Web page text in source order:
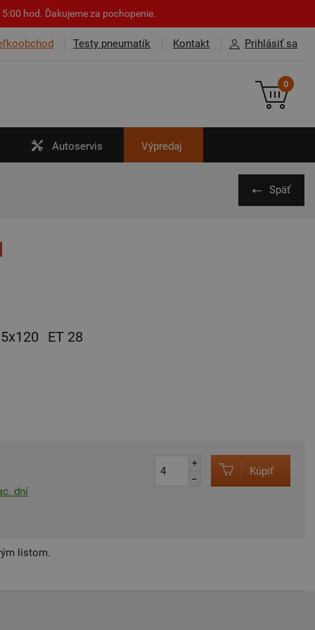
hod. Ďakujeme za pochopenie.
Testy pneumatík Kontakt Prihlásiť sa
0
Autoservis Výpredaj
Späť
5x120 ET 28
dní
+
–
Kúpiť
listom.